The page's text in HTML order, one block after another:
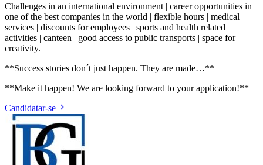
Challenges in an international environment | career opportunities in
one of the best companies in the world | flexible hours | medical
services | discounts for employees | sports and health related
activities | canteen | good access to public transports | space for
creativity.
**Success stories don´t just happen. They are made…**
**Make it happen! We are looking forward to your application!**
Candidatar-se